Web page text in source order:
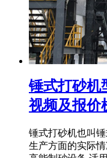
锤式打砂机
视频及报价
锤式打砂机也叫
生产方面的实际